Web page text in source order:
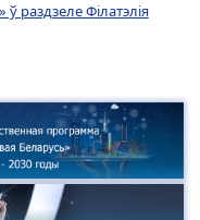
раздзеле Філатэлія